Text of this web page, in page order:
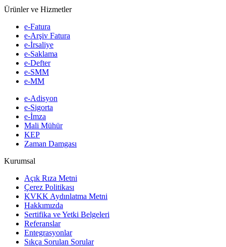
Ürünler ve Hizmetler
e-Fatura
e-Arşiv Fatura
e-İrsaliye
e-Saklama
e-Defter
e-SMM
e-MM
e-Adisyon
e-Sigorta
e-İmza
Mali Mühür
KEP
Zaman Damgası
Kurumsal
Açık Rıza Metni
Çerez Politikası
KVKK Aydınlatma Metni
Hakkımızda
Sertifika ve Yetki Belgeleri
Referanslar
Entegrasyonlar
Sıkça Sorulan Sorular